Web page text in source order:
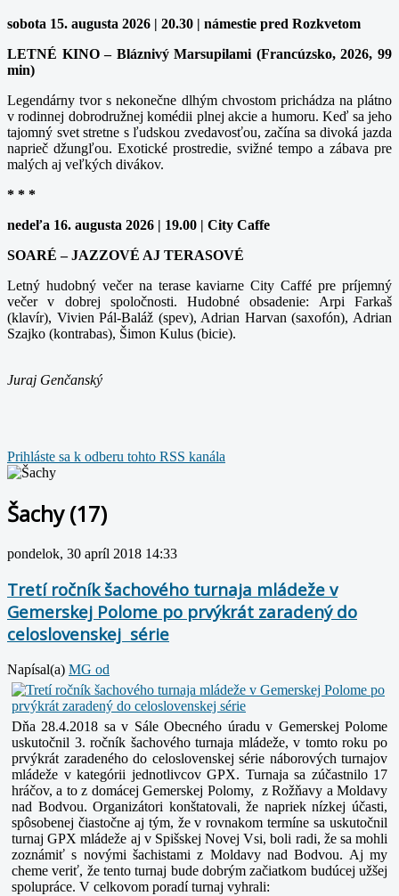
sobota 15. augusta 2026 | 20.30 | námestie pred Rozkvetom
LETNÉ KINO – Bláznivý Marsupilami (Francúzsko, 2026, 99
min)
Legendárny tvor s nekonečne dlhým chvostom prichádza na plátno
v rodinnej dobrodružnej komédii plnej akcie a humoru. Keď sa jeho
tajomný svet stretne s ľudskou zvedavosťou, začína sa divoká jazda
naprieč džungľou. Exotické prostredie, svižné tempo a zábava pre
malých aj veľkých divákov.
* * *
nedeľa 16. augusta 2026 | 19.00 | City Caffe
SOARÉ – JAZZOVÉ AJ TERASOVÉ
Letný hudobný večer na terase kaviarne City Caffé pre príjemný
večer v dobrej spoločnosti. Hudobné obsadenie: Arpi Farkaš
(klavír), Vivien Pál-Baláž (spev), Adrian Harvan (saxofón), Adrian
Szajko (kontrabas), Šimon Kulus (bicie).
Juraj Genčanský
Prihláste sa k odberu tohto RSS kanála
Šachy (17)
pondelok, 30 apríl 2018 14:33
Tretí ročník šachového turnaja mládeže v
Gemerskej Polome po prvýkrát zaradený do
celoslovenskej série
Napísal(a) MG od
Dňa 28.4.2018 sa v Sále Obecného úradu v Gemerskej Polome
uskutočnil 3. ročník šachového turnaja mládeže, v tomto roku po
prvýkrát zaradeného do celoslovenskej série náborových turnajov
mládeže v kategórii jednotlivcov GPX. Turnaja sa zúčastnilo 17
hráčov, a to z domácej Gemerskej Polomy, z Rožňavy a Moldavy
nad Bodvou. Organizátori konštatovali, že napriek nízkej účasti,
spôsobenej čiastočne aj tým, že v rovnakom termíne sa uskutočnil
turnaj GPX mládeže aj v Spišskej Novej Vsi, boli radi, že sa mohli
zoznámiť s novými šachistami z Moldavy nad Bodvou. Aj my
cheme veriť, že tento turnaj bude dobrým začiatkom budúcej užšej
spolupráce. V celkovom poradí turnaj vyhrali: